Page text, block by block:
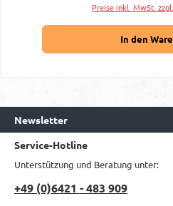
Preise inkl. MwSt.
In den
Newsletter
Service-Hotline
Unterstützung und Beratung unter:
+49 (0)6421 - 483 909